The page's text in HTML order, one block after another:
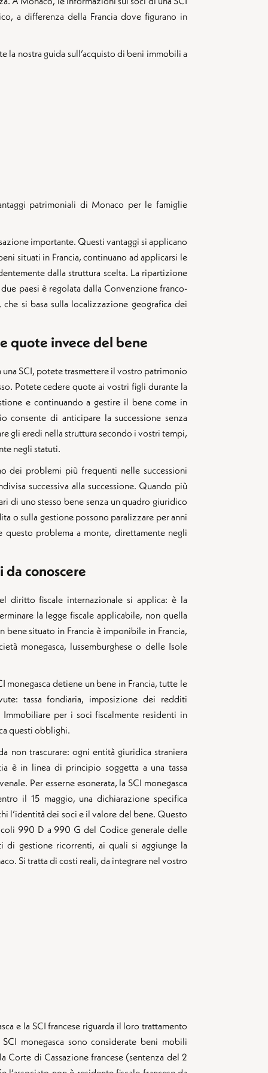
a differenza della Francia dove figurano in
la nostra guida sull’acquisto di beni immobili a
patrimoniali di Monaco per le famiglie
importante. Questi vantaggi si applicano
situati in Francia, continuano ad applicarsi le
dalla struttura scelta. La ripartizione
paesi è regolata dalla Convenzione franco-
che si basa sulla localizzazione geografica dei
quote invece del bene
SCI, potete trasmettere il vostro patrimonio
Potete cedere quote ai vostri figli durante la
e continuando a gestire il bene come in
consente di anticipare la successione senza
gli eredi nella struttura secondo i vostri tempi,
negli statuti.
dei problemi più frequenti nelle successioni
successiva alla successione. Quando più
di uno stesso bene senza un quadro giuridico
o sulla gestione possono paralizzare per anni
questo problema a monte, direttamente negli
conoscere
diritto fiscale internazionale si applica: è la
la legge fiscale applicabile, non quella
bene situato in Francia è imponibile in Francia,
monegasca, lussemburghese o delle Isole
monegasca detiene un bene in Francia, tutte le
tassa fondiaria, imposizione dei redditi
per i soci fiscalmente residenti in
questi obblighi.
non trascurare: ogni entità giuridica straniera
è in linea di principio soggetta a una tassa
Per esserne esonerata, la SCI monegasca
il 15 maggio, una dichiarazione specifica
l’identità dei soci e il valore del bene. Questo
990 D a 990 G del Codice generale delle
di gestione ricorrenti, ai quali si aggiunge la
Si tratta di costi reali, da integrare nel vostro
e la SCI francese riguarda il loro trattamento
monegasca sono considerate beni mobili
Corte di Cassazione francese (sentenza del 2